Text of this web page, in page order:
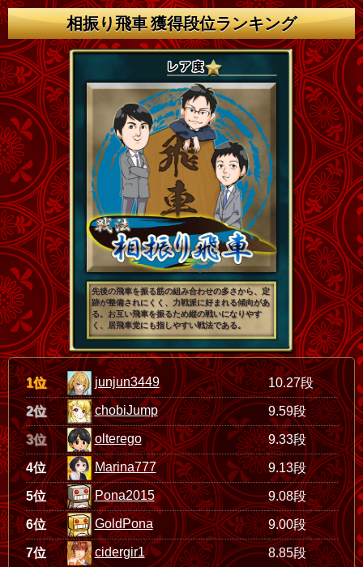
相振り飛車 獲得段位ランキング
先後の飛車を振る筋の組み合わせの多さから、定
跡が整備されにくく、力戦派に好まれる傾向があ
る。お互い飛車を振るため縦の戦いになりやす
く、居飛車党にも指しやすい戦法である。
1位 junjun3449 10.27段
2位 chobiJump 9.59段
3位 olterego 9.33段
4位 Marina777 9.13段
5位 Pona2015 9.08段
6位 GoldPona 9.00段
7位 cidergir1 8.85段